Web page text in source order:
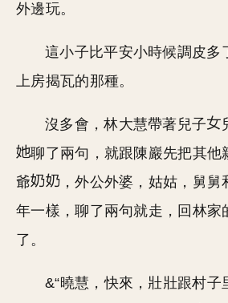
外邊玩。
這小子比平安小時候調皮多
上房揭瓦的那種。
沒多會，林大慧帶著兒子
聊了兩句，就跟陳巖先把其他
爺
，外公外婆，姑姑，舅舅
年一樣，聊了兩句就走，回林家
了。
&“曉慧，快來，壯壯跟村子